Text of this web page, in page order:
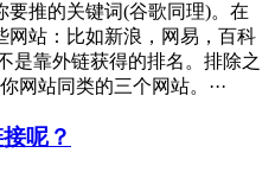
要推的关键词(谷歌同理)。在
网站：比如新浪，网易，百科
是靠外链获得的排名。排除之
网站同类的三个网站。···
呢？